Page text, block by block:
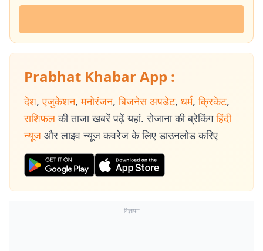
Prabhat Khabar App :
देश, एजुकेशन, मनोरंजन, बिजनेस अपडेट, धर्म, क्रिकेट,
राशिफल की ताजा खबरें पढ़ें यहां. रोजाना की ब्रेकिंग हिंदी
न्यूज और लाइव न्यूज कवरेज के लिए डाउनलोड करिए
विज्ञापन